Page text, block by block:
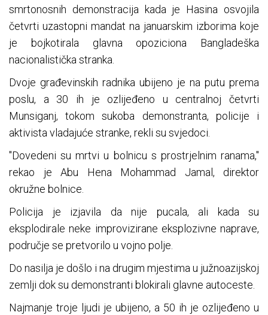
smrtonosnih demonstracija kada je Hasina osvojila
četvrti uzastopni mandat na januarskim izborima koje
je bojkotirala glavna opoziciona Bangladeška
nacionalistička stranka.
Dvoje građevinskih radnika ubijeno je na putu prema
poslu, a 30 ih je ozlijeđeno u centralnoj četvrti
Munsiganj, tokom sukoba demonstranta, policije i
aktivista vladajuće stranke, rekli su svjedoci.
"Dovedeni su mrtvi u bolnicu s prostrjelnim ranama,"
rekao je Abu Hena Mohammad Jamal, direktor
okružne bolnice.
Policija je izjavila da nije pucala, ali kada su
eksplodirale neke improvizirane eksplozivne naprave,
područje se pretvorilo u vojno polje.
Do nasilja je došlo i na drugim mjestima u južnoazijskoj
zemlji dok su demonstranti blokirali glavne autoceste.
Najmanje troje ljudi je ubijeno, a 50 ih je ozlijeđeno u